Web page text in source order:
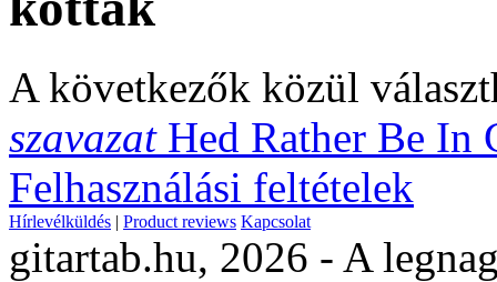
A következők közül
szavazat Hed Rather Be In
Felhasználási feltételek
Hírlevélküldés | Product reviews Kapcsolat
gitartab.hu, 2026 - A